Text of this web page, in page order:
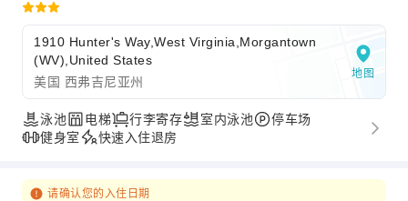
1910 Hunter's Way,West Virginia,Morgantown
(WV),United States
美国 西弗吉尼亚州
地图
泳池 电梯 行李寄存 室内泳池
停车场
健身室
快速入住退房
请确认您的入住日期